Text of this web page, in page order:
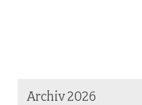
Archiv 2026